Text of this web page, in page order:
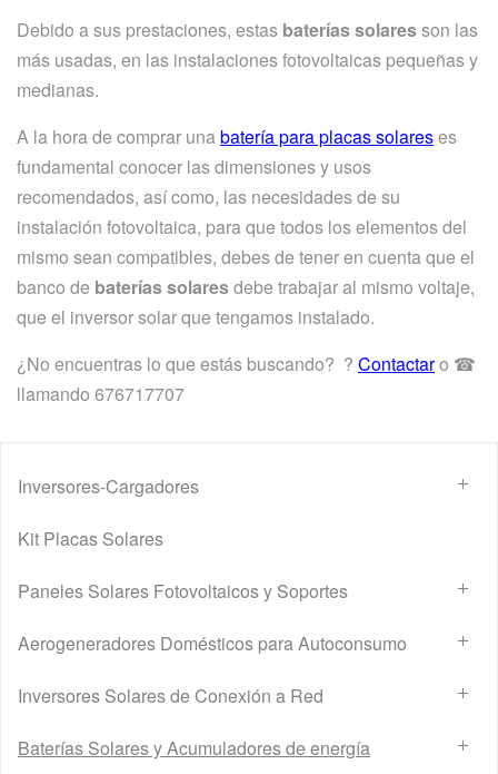
Debido a sus prestaciones, estas baterías solaresson las
más usadas, en las instalaciones fotovoltaicas pequeñas y
medianas.
A la hora de comprar unabatería para placas solareses
fundamental conocer las dimensiones y usos
recomendados, así como, las necesidades de su
instalación fotovoltaica, para que todos los elementos del
mismo sean compatibles, debes de tener en cuenta que el
banco de baterías solaresdebe trabajar al mismo voltaje,
que el inversor solar que tengamos instalado.
¿No encuentras lo que estás buscando? ? Contactaro ☎
llamando 676717707
Inversores-Cargadores
Kit Placas Solares
Paneles Solares Fotovoltaicos y Soportes
Aerogeneradores Domésticos para Autoconsumo
Inversores Solares de Conexión a Red
Baterías Solares y Acumuladores de energía